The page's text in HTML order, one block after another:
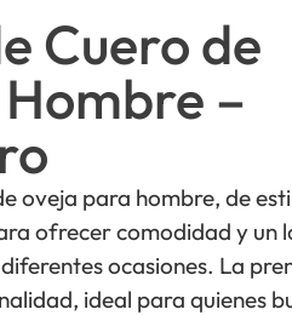
Cuero de
–
oveja para hombre, de
ofrecer comodidad y un
ocasiones. La
ideal para quienes